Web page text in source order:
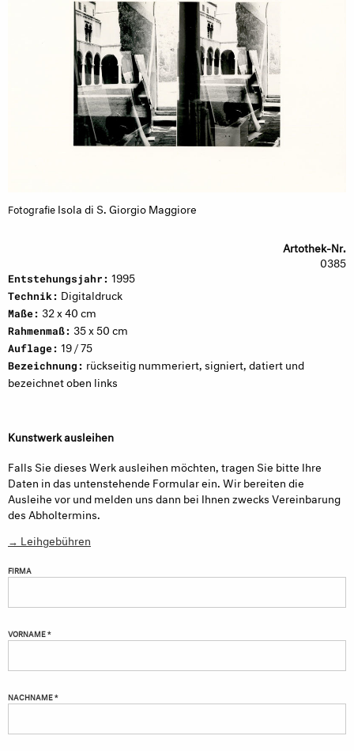
Fotografie Isola di S. Giorgio Maggiore
Artothek-Nr.
0385
Entstehungsjahr: 1995
Technik: Digitaldruck
Maße: 32 x 40 cm
Rahmenmaß: 35 x 50 cm
Auflage: 19 / 75
Bezeichnung: rückseitig nummeriert, signiert, datiert und
bezeichnet oben links
Kunstwerk ausleihen
Falls Sie dieses Werk ausleihen möchten, tragen Sie bitte Ihre
Daten in das untenstehende Formular ein. Wir bereiten die
Ausleihe vor und melden uns dann bei Ihnen zwecks Vereinbarung
des Abholtermins.
→ Leihgebühren
FIRMA
VORNAME *
NACHNAME *